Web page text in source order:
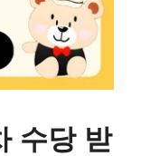
수당 받